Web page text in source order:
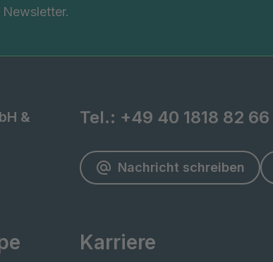
Newsletter.
&
Tel.: +49 40 1818 82
Nachricht schreiben
Karriere